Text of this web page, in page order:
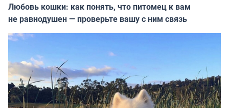
Любовь кошки: как понять, что питомец к вам
не равнодушен — проверьте вашу с ним связь